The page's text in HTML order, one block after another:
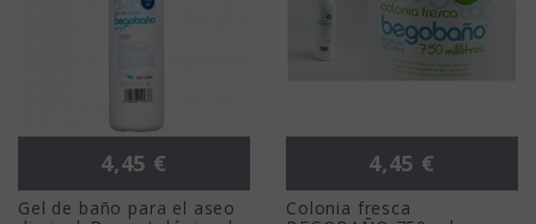
Precio
4,45 €
Gel de baño para el aseo
Precio
4,45 €
Colonia fresca